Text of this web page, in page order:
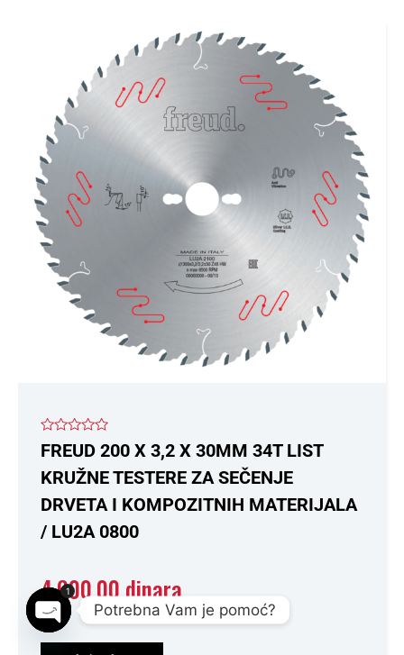
Ocenjeno
sa
0
od
FREUD 200 X 3,2 X 30MM 34T LIST
KRUŽNE TESTERE ZA SEČENJE
DRVETA I KOMPOZITNIH MATERIJALA
/ LU2A 0800
4.600,00 dinara
Potrebna Vam je pomoć?
Open chaty
1